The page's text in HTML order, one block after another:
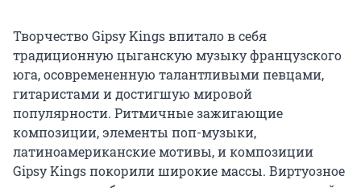
Творчество Gipsy Kings впитало в себя
традиционную цыганскую музыку французского
юга, осовремененную талантливыми певцами,
гитаристами и достигшую мировой
популярности. Ритмичные зажигающие
композиции, элементы поп-музыки,
латиноамериканские мотивы, и композиции
Gipsy Kings покорили широкие массы. Виртуозное